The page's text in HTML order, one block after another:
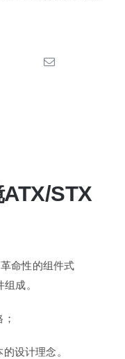
STX
命性的组件式
成。
设计理念。